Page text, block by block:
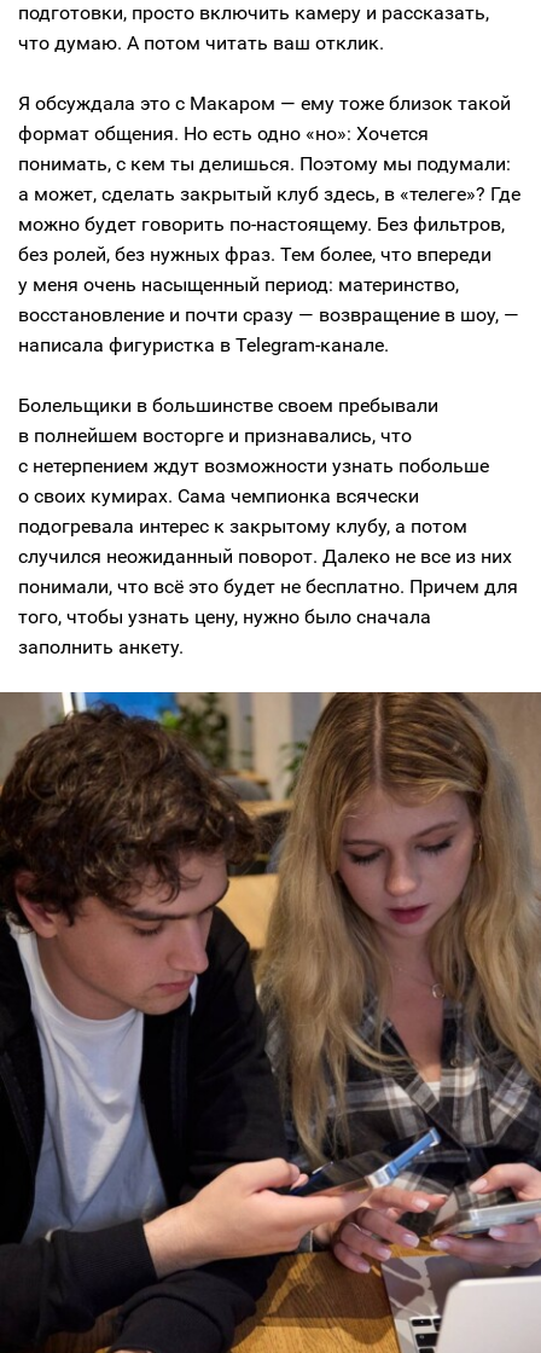
подготовки, просто включить камеру и рассказать,
что думаю. А потом читать ваш отклик.
Я обсуждала это с Макаром — ему тоже близок такой
формат общения. Но есть одно «но»: Хочется
понимать, с кем ты делишься. Поэтому мы подумали:
а может, сделать закрытый клуб здесь, в «телеге»? Где
можно будет говорить по-настоящему. Без фильтров,
без ролей, без нужных фраз. Тем более, что впереди
у меня очень насыщенный период: материнство,
восстановление и почти сразу — возвращение в шоу, —
написала фигуристка в Telegram-канале.
Болельщики в большинстве своем пребывали
в полнейшем восторге и признавались, что
с нетерпением ждут возможности узнать побольше
о своих кумирах. Сама чемпионка всячески
подогревала интерес к закрытому клубу, а потом
случился неожиданный поворот. Далеко не все из них
понимали, что всё это будет не бесплатно. Причем для
того, чтобы узнать цену, нужно было сначала
заполнить анкету.